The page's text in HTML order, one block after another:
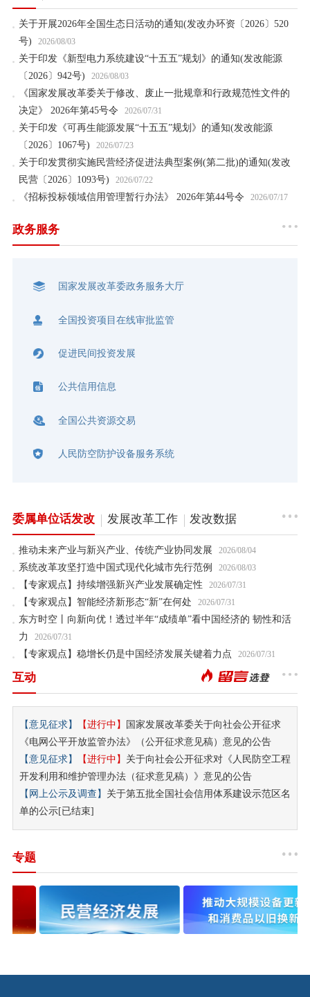
关于开展2026年全国生态日活动的通知(发改办环资〔2026〕520
号)
2026/08/03
关于印发《新型电力系统建设“十五五”规划》的通知(发改能源
〔2026〕942号)
2026/08/03
《国家发展改革委关于修改、废止一批规章和行政规范性文件的
决定》 2026年第45号令
2026/07/31
关于印发《可再生能源发展“十五五”规划》的通知(发改能源
〔2026〕1067号)
2026/07/23
关于印发贯彻实施民营经济促进法典型案例(第二批)的通知(发改
民营〔2026〕1093号)
2026/07/22
《招标投标领域信用管理暂行办法》 2026年第44号令 2026/07/17
政务服务
国家发展改革委政务服务大厅
全国投资项目在线审批监管
促进民间投资发展
公共信用信息
全国公共资源交易
人民防空防护设备服务系统
委属单位话发改 发展改革工作 发改数据
推动未来产业与新兴产业、传统产业协同发展 2026/08/04
系统改革攻坚打造中国式现代化城市先行范例 2026/08/03
【专家观点】持续增强新兴产业发展确定性 2026/07/31
【专家观点】智能经济新形态“新”在何处 2026/07/31
东方时空丨向新向优！透过半年“成绩单”看中国经济的 韧性和活
力
2026/07/31
【专家观点】稳增长仍是中国经济发展关键着力点 2026/07/31
互动
【意见征求】 【进行中】
国家发展改革委关于向社会公开征求
《电网公平开放监管办法》（公开征求意见稿）意见的公告
【意见征求】 【进行中】 关于向社会公开征求对《人民防空工程
开发利用和维护管理办法（征求意见稿）》意见的公告
【 网上公示及调查 】 关于第五批全国社会信用体系建设示范区名
单的公示[已结束]
专题